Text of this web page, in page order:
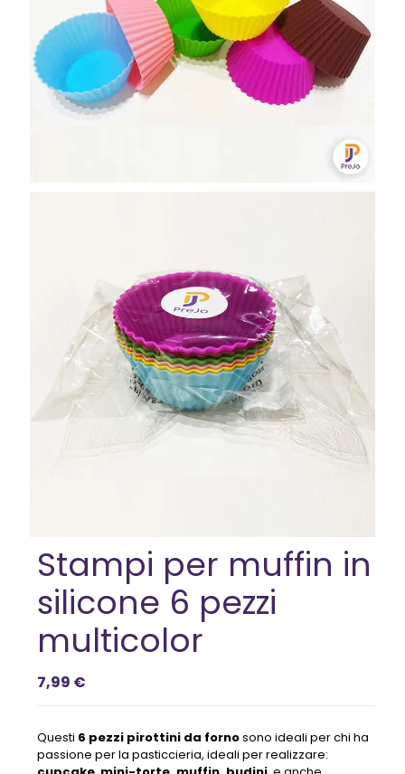
Stampi per muffin in
silicone 6 pezzi
multicolor
7,99 €
Questi 6 pezzi pirottini da fornosono ideali per chi ha
passione per la pasticcieria, ideali per realizzare: